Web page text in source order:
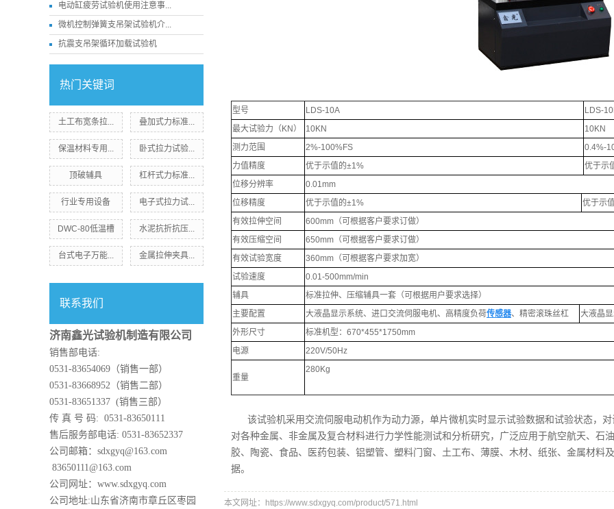
电动缸疲劳试验机使用注意事...
微机控制弹簧支吊架试验机介...
抗震支吊架循环加载试验机
热门关键词
土工布宽条拉... 叠加式力标准...
保温材料专用... 卧式拉力试验...
顶破辅具 杠杆式力标准...
行业专用设备 电子式拉力试...
DWC-80低温槽 水泥抗折抗压...
台式电子万能... 金属拉伸夹具...
联系我们
济南鑫光试验机制造有限公司
销售部电话:
0531-83654069（销售一部）
0531-83668952（销售二部）
0531-83651337 (销售三部）
传 真 号 码: 0531-83650111
售后服务部电话: 0531-83652337
公司邮箱：sdxgyq@163.com
83650111@163.com
公司网址：www.sdxgyq.com
公司地址:山东省济南市章丘区枣园
型号 LDS-10A
LDS-
最大试验力（KN）
10KN
10KN
测力范围
2%-100%FS
0.4%-
力值精度
优于示值的±1%
优于示
位移分辨率
0.01mm
位移精度
优于示值的±1%
优于示
有效拉伸空间
600mm（可根据客户要求订做）
有效压缩空间
650mm（可根据客户要求订做）
有效试验宽度
360mm（可根据客户要求加宽）
试验速度
0.01-500mm/min
辅具
标准拉伸、压缩辅具一套（可根据用户要求选择）
主要配置
大液晶显示系统、进口交流伺服电机、高精度负荷传感器、精密滚珠丝杠
大液晶
外形尺寸
标准机型：670*455*1750mm
电源
220V/50Hz
重量
280Kg
该试验机采用交流伺服电动机作为动力源，单片微机实时显示试验数据和试验状态，
对各种金属、非金属及复合材料进行力学性能测试和分析研究，广泛应用于航空航天、石
胶、陶瓷、食品、医药包装、铝塑管、塑料门窗、土工布、薄膜、木材、纸张、金属材料
据。
本文网址：https://www.sdxgyq.com/product/571.html